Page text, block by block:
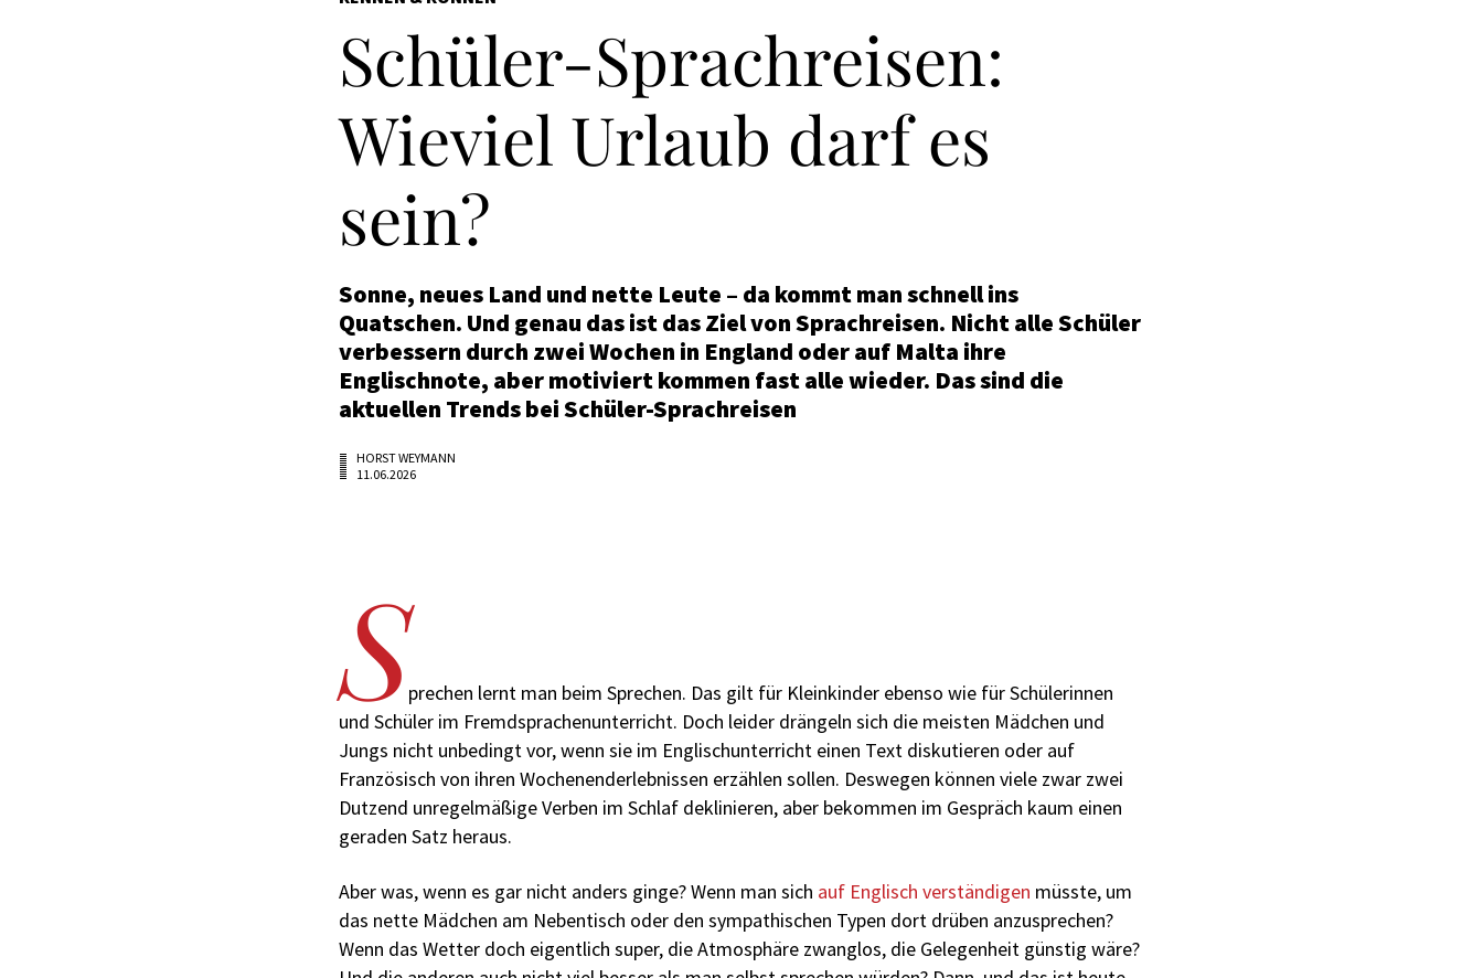
Schüler-Sprachreisen:
Wieviel Urlaub darf es
sein?
Sonne, neues Land und nette Leute – da kommt man schnell ins
Quatschen. Und genau das ist das Ziel von Sprachreisen. Nicht alle Schüler
verbessern durch zwei Wochen in England oder auf Malta ihre
Englischnote, aber motiviert kommen fast alle wieder. Das sind die
aktuellen Trends bei Schüler-Sprachreisen
HORST WEYMANN
11.06.2026
Sprechen lernt man beim Sprechen. Das gilt für Kleinkinder ebenso wie für Schülerinnen
und Schüler im Fremdsprachenunterricht. Doch leider drängeln sich die meisten Mädchen und
Jungs nicht unbedingt vor, wenn sie im Englischunterricht einen Text diskutieren oder auf
Französisch von ihren Wochenenderlebnissen erzählen sollen. Deswegen können viele zwar zwei
Dutzend unregelmäßige Verben im Schlaf deklinieren, aber bekommen im Gespräch kaum einen
geraden Satz heraus.
Aber was, wenn es gar nicht anders ginge? Wenn man sich auf Englisch verständigen müsste, um
das nette Mädchen am Nebentisch oder den sympathischen Typen dort drüben anzusprechen?
Wenn das Wetter doch eigentlich super, die Atmosphäre zwanglos, die Gelegenheit günstig wäre?